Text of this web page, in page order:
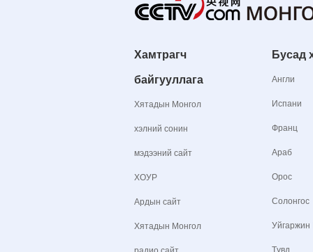
Хамтрагч
байгууллага
Хятадын Монгол
хэлний сонин
мэдээний сайт
ХОУР
Ардын сайт
Хятадын Монгол
Бусад
Англи
Испани
Франц
Араб
Орос
Солонгос
Уйгаржин
Түвд